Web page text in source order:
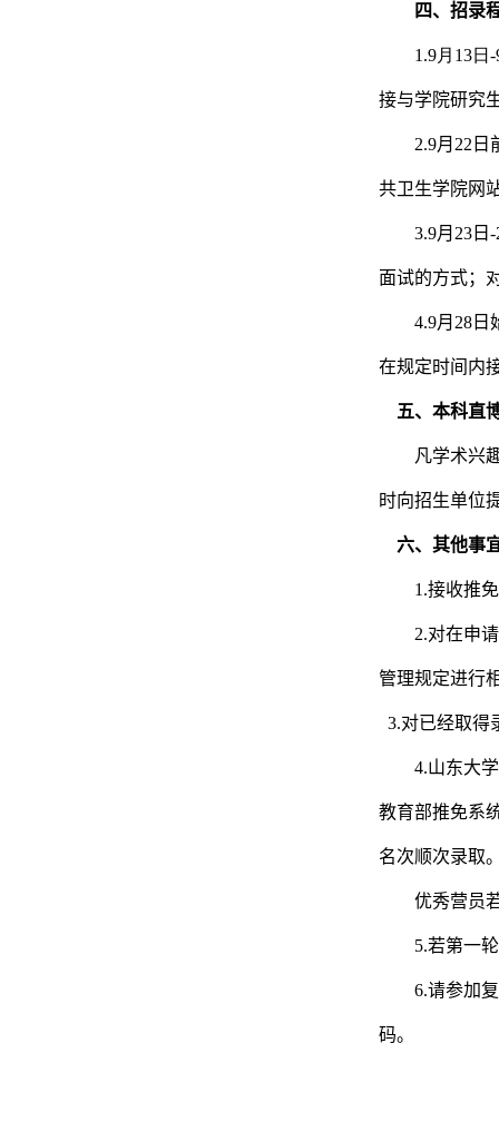
四、招录
1.9月13日
接与学院研究
2.9月 22 日
共卫生学院网
3.9月 23 日 -
面试的方式；
4.9月 28 日
在规定时间内
五、本科直
凡学术兴
时向招生单位
六、其他事
1.接收推
2.对在申
管理规定进行
3.对已经取得
4.山东大
教育部推免系
名次顺次录取
优秀营员
5.若第一
6.请参加
码。